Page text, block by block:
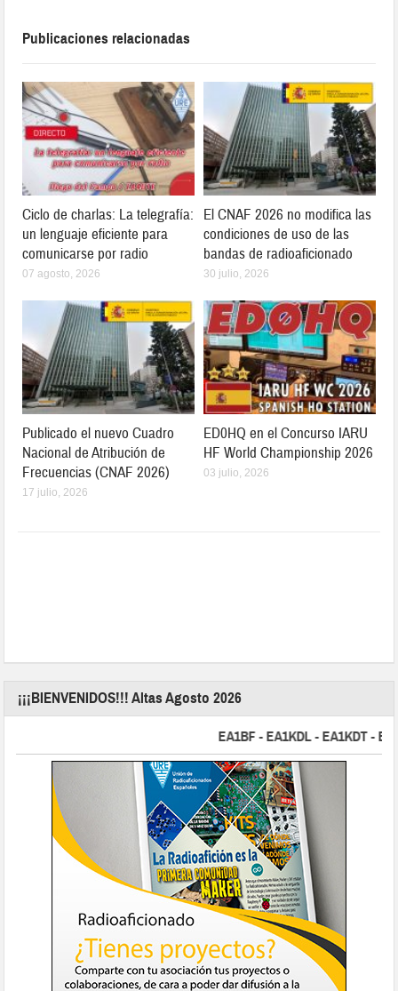
Publicaciones relacionadas
Ciclo de charlas: La telegrafía:
un lenguaje eficiente para
comunicarse por radio
07 agosto, 2026
El CNAF 2026 no modifica las
condiciones de uso de las
bandas de radioaficionado
30 julio, 2026
Publicado el nuevo Cuadro
Nacional de Atribución de
Frecuencias (CNAF 2026)
17 julio, 2026
ED0HQ en el Concurso IARU
HF World Championship 2026
03 julio, 2026
¡¡¡BIENVENIDOS!!! Altas Agosto 2026
EA1BF - EA1KDL - EA1KDT -